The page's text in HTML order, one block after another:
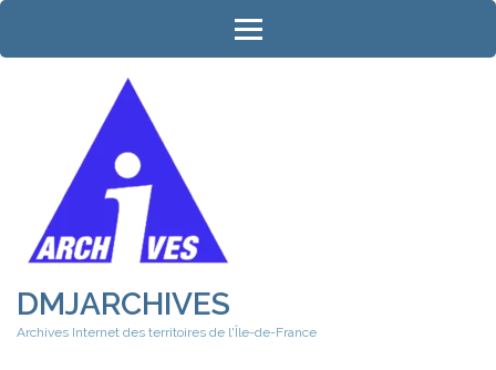
Aller
contenu
DMJARCHIVES
Archives Internet des territoires de l'Île-de-France